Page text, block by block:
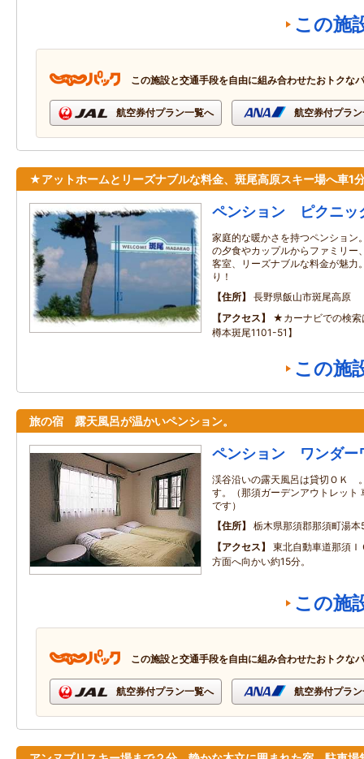
この施
この施設と交通手段を自由に組み合わせたおトクな
航空券付プラン一覧へ 航空券付プラ
★アットホームとリーズナブルな料金、斑尾高原スキー場へ車1
ペンション ピクニッ
家庭的な暖かさを持つペンション
の夕食やカップルからファミリー
客室、リーズナブルな料金が魅力
り！
住所
長野県飯山市斑尾高原
アクセス
★カーナビでの検索
樽本斑尾1101-51】
この施
旅の宿 露天風呂が温かいペンション。
ペンション ワンダー
渓谷沿いの露天風呂は貸切ＯＫ
す。（那須ガーデンアウトレッ
です）
住所
栃木県那須郡那須町湯
アクセス
東北自動車道那須
方面へ向かい約15分。
この施
この施設と交通手段を自由に組み合わせたおトクな
航空券付プラン一覧へ 航空券付プラ